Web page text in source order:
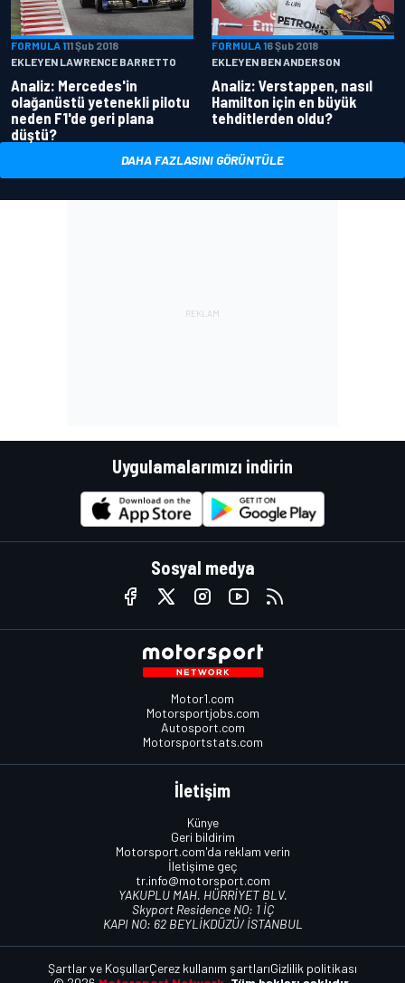
FORMULA 111 Şub 2018
EKLEYEN LAWRENCE BARRETTO
Analiz: Mercedes'in
olağanüstü yetenekli pilotu
neden F1'de geri plana
düştü?
FORMULA 16 Şub 2018
EKLEYEN BEN ANDERSON
Analiz: Verstappen, nasıl
Hamilton için en büyük
tehditlerden oldu?
DAHA FAZLASINI GÖRÜNTÜLE
Uygulamalarımızı indirin
Sosyal medya
Motor1.com
Motorsportjobs.com
Autosport.com
Motorsportstats.com
İletişim
Künye
Geri bildirim
Motorsport.com'da reklam verin
İletişime geç
tr.info@motorsport.com
YAKUPLU MAH. HÜRRİYET BLV.
Skyport Residence NO: 1 İÇ
KAPI NO: 62 BEYLİKDÜZÜ/ İSTANBUL
Şartlar ve KoşullarÇerez kullanım şartlarıGizlilik politikası